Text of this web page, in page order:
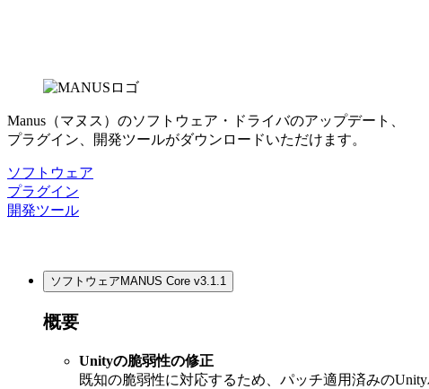
Manus（マヌス）のソフトウェア・ドライバのアップデート、
プラグイン、開発ツールがダウンロードいただけます。
ソフトウェア
プラグイン
開発ツール
ソフトウェア MANUS Core v3.1.1
概要
Unityの脆弱性の修正
既知の脆弱性に対応するため、パッチ適用済みの